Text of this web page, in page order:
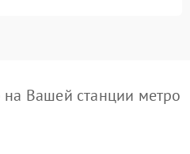
Вашей станции метро